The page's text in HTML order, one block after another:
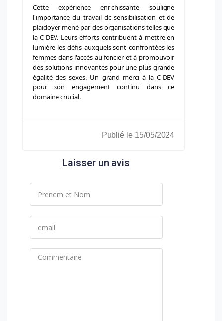
Cette expérience enrichissante souligne
l'importance du travail de sensibilisation et de
plaidoyer mené par des organisations telles que
la C-DEV. Leurs efforts contribuent à mettre en
lumière les défis auxquels sont confrontées les
femmes dans l'accès au foncier et à promouvoir
des solutions innovantes pour une plus grande
égalité des sexes. Un grand merci à la C-DEV
pour son engagement continu dans ce
domaine crucial.
Publié le 15/05/2024
Laisser un avis